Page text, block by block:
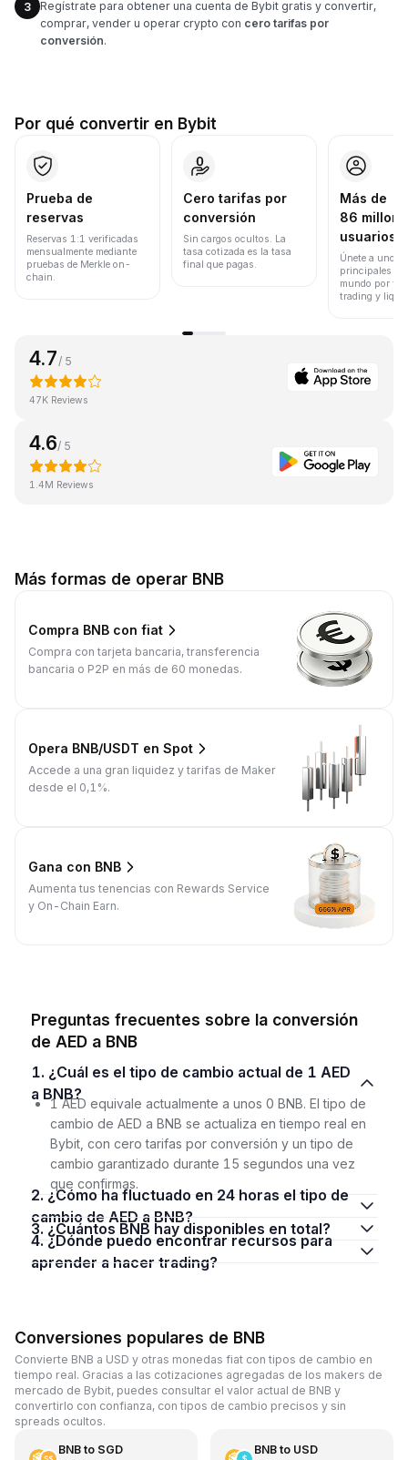
3
Regístrate para obtener una cuenta de Bybit gratis y convertir,
comprar, vender u operar crypto con cero tarifas por
conversión.
Por qué convertir en Bybit
Prueba de
reservas
Reservas 1:1 verificadas
mensualmente mediante
pruebas de Merkle on-
chain.
Cero tarifas por
conversión
Sin cargos ocultos. La
tasa cotizada es la tasa
final que pagas.
Más de
86
usuarios
Únete a uno
principales
mundo por
trading y
4.7 / 5
47K Reviews
4.6/ 5
1.4M Reviews
Más formas de operar BNB
Compra BNB con fiat
Compra con tarjeta bancaria, transferencia
bancaria o P2P en más de 60 monedas.
Opera BNB/USDT en Spot
Accede a una gran liquidez y tarifas de Maker
desde el 0,1%.
Gana con BNB
Aumenta tus tenencias con Rewards Service
y On-Chain Earn.
Preguntas frecuentes sobre la conversión
de AED a BNB
1. ¿Cuál es el tipo de cambio actual de 1 AED
a BNB?
1 AED equivale actualmente a unos 0 BNB. El tipo de
cambio de AED a BNB se actualiza en tiempo real en
Bybit, con cero tarifas por conversión y un tipo de
cambio garantizado durante 15 segundos una vez
que confirmas.
2. ¿Cómo ha fluctuado en 24 horas el tipo de
cambio de AED a BNB?
3. ¿Cuántos BNB hay disponibles en total?
4. ¿Dónde puedo encontrar recursos para
aprender a hacer trading?
Conversiones populares de BNB
Convierte BNB a USD y otras monedas fiat con tipos de cambio en
tiempo real. Gracias a las cotizaciones agregadas de los makers de
mercado de Bybit, puedes consultar el valor actual de BNB y
convertirlo con confianza, con tipos de cambio precisos y sin
spreads ocultos.
BNBto SGD BNBto USD